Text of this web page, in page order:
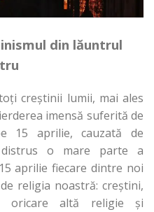
din lăuntrul
creștinii lumii, mai ales
imensă suferită de
15 aprilie, cauzată de
o mare parte a
aprilie fiecare dintre noi
religia noastră: creștini,
oricare altă religie și